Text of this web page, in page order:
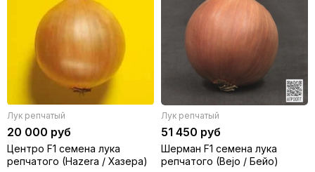
Лук репчатый
20 000 руб
Центро F1 семена лука
репчатого (Hazera / Хазера)
Лук репчатый
51 450 руб
Шерман F1 семена лука
репчатого (Bejo / Бейо)